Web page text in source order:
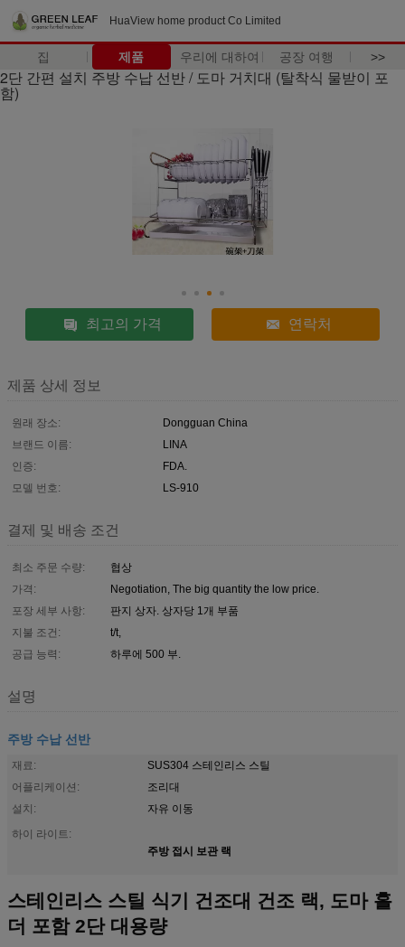
HuaView home product Co Limited
집 제품 우리에 대하여 공장 여행 >>
2단 간편 설치 주방 수납 선반 / 도마 거치대 (탈착식 물받이 포
함)
최고의 가격 연락처
제품 상세 정보
원래 장소:
Dongguan China
브랜드 이름:
LINA
인증:
FDA.
모델 번호:
LS-910
결제 및 배송 조건
최소 주문 수량:
협상
가격:
Negotiation, The big quantity the low price.
포장 세부 사항:
판지 상자. 상자당 1개 부품
지불 조건:
t/t,
공급 능력:
하루에 500 부.
설명
주방 수납 선반
재료:
SUS304 스테인리스 스틸
어플리케이션:
조리대
설치:
자유 이동
하이 라이트:
주방 접시 보관 랙
스테인리스 스틸 식기 건조대 건조 랙, 도마 홀
더 포함 2단 대용량